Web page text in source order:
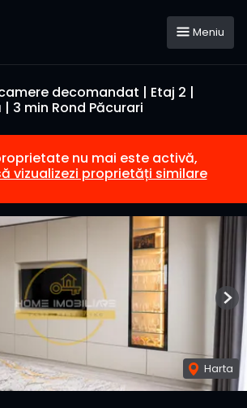
Meniu
decomandat | Etaj 2 |
3 min Rond Păcurari
nu mai este activă,
vizualizezi proprietăți similare
Harta